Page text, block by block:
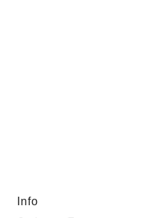
Info